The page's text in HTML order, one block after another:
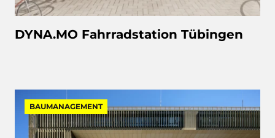
DYNA.MO Fahrradstation Tübingen
BAUMANAGEMENT